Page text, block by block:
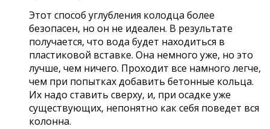
Этот способ углубления колодца более
безопасен, но он не идеален. В результате
получается, что вода будет находиться в
пластиковой вставке. Она немного уже, но это
лучше, чем ничего. Проходит все намного легче,
чем при попытках добавить бетонные кольца.
Их надо ставить сверху, и, при осадке уже
существующих, непонятно как себя поведет вся
колонна.